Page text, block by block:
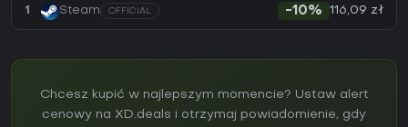
1 Steam OFFICIAL -10% 116,09 zł
Chcesz kupić w najlepszym momencie? Ustaw alert
cenowy na XD.deals i otrzymaj powiadomienie, gdy